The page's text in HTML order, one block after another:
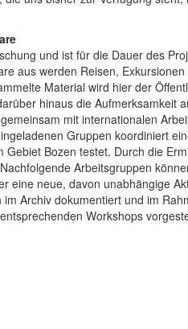
und ist für die Dauer des
aus werden Reisen,
Material wird hier der
hinaus die Aufmerksamkeit
mit internationalen
Gruppen koordiniert
Bozen testet. Durch die
Arbeitsgruppen
eine neue, davon unabhängige
Archiv dokumentiert und im
Workshops